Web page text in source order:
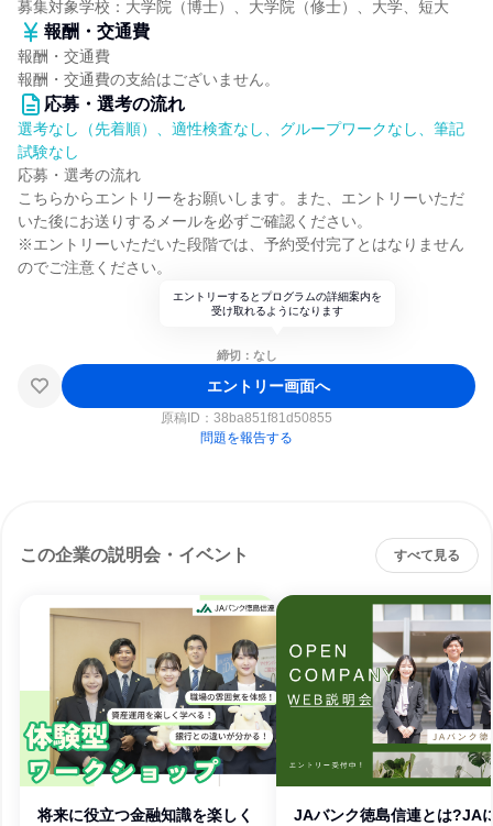
募集対象学校：大学院（博士）、大学院（修士）、大学、短大
報酬・交通費
報酬・交通費
報酬・交通費の支給はございません。
応募・選考の流れ
選考なし（先着順）、適性検査なし、グループワークなし、筆記
試験なし
応募・選考の流れ
こちらからエントリーをお願いします。また、エントリーいただ
いた後にお送りするメールを必ずご確認ください。
※エントリーいただいた段階では、予約受付完了とはなりません
のでご注意ください。
エントリーするとプログラムの詳細案内を
受け取れるようになります
締切：なし
エントリー画面へ
原稿ID： 38ba851f81d50855
問題を報告する
この企業の説明会・イベント すべて見る
将来に役立つ金融知識を楽しく
JAバンク徳島信連とは?JA